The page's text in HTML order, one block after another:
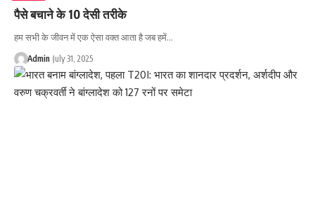
पैसे बचाने के 10 देसी तरीके
हम सभी के जीवन में एक ऐसा वक्त आता है जब हमें…
Admin July 31, 2025